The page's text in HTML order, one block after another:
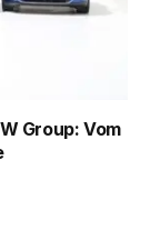
Group: Vom